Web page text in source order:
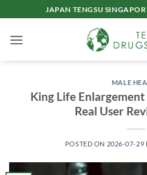
to
content
JAPAN TENGSU
MALE
King Life
Real User
POSTED ON 2026-07-29